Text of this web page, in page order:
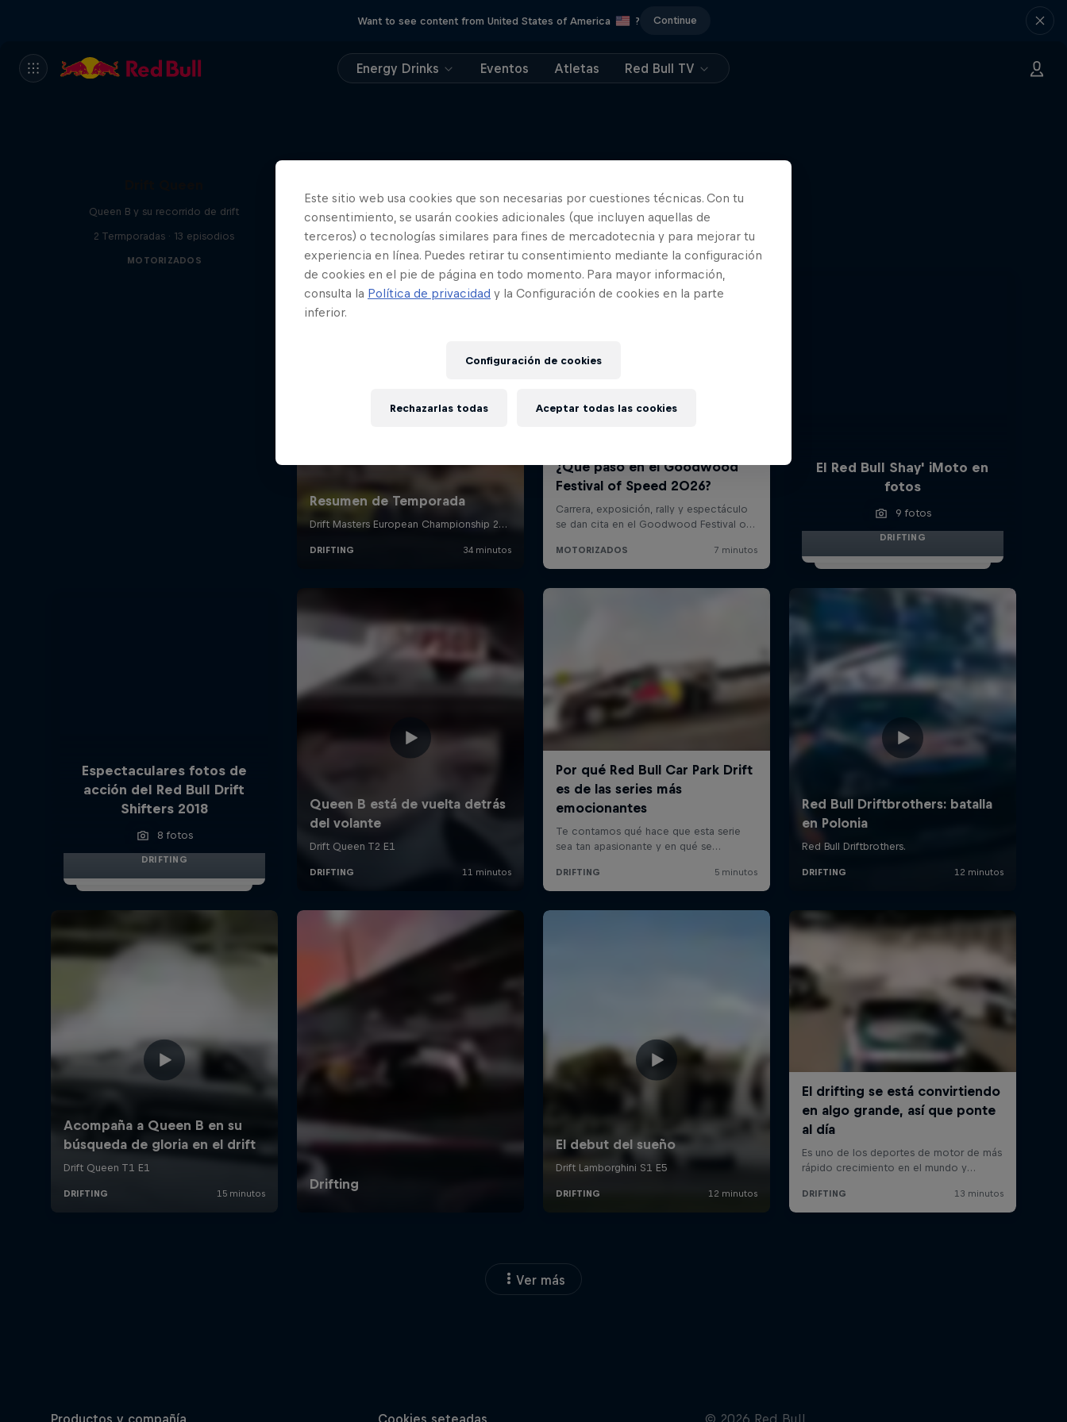
Want to see content from United States of America ? Continue
Energy Drinks Eventos Atletas Red Bull TV
Más contenidos similares
Queen B y su recorrido de drift
2 Termporadas · 13 episodios
MOTORIZADOS
El Red Bull Shay' iMoto en
fotos
9 fotos
DRIFTING
Espectaculares fotos de
acción del Red Bull Drift
Shifters 2018
8 fotos
DRIFTING
Ver más
Este sitio web usa cookies que son necesarias por cuestiones técnicas. Con tu
consentimiento, se usarán cookies adicionales (que incluyen aquellas de
terceros) o tecnologías similares para fines de mercadotecnia y para mejorar tu
experiencia en línea. Puedes retirar tu consentimiento mediante la configuración
de cookies en el pie de página en todo momento. Para mayor información,
consulta la Política de privacidad y la Configuración de cookies en la parte
inferior.
Configuración de cookies
Rechazarlas todas Aceptar todas las cookies